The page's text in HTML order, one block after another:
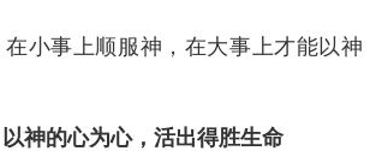
小事上顺服神，在大事上才能以神
神的心为心，活出得胜生命